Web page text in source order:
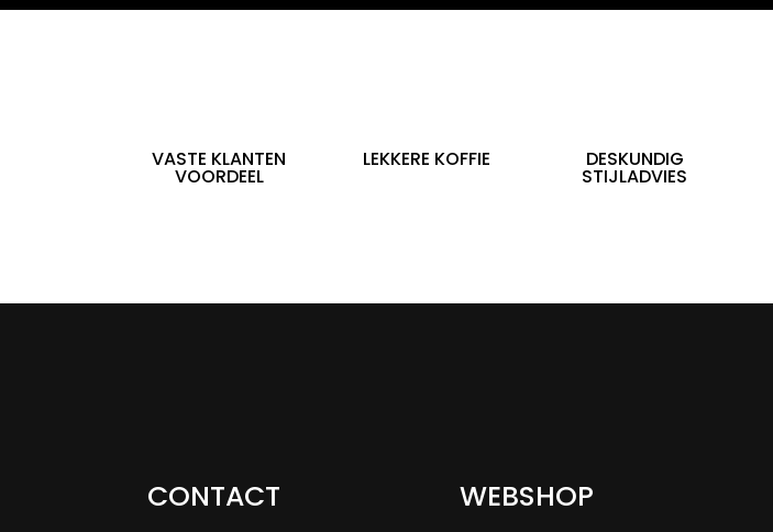
VASTE KLANTEN
VOORDEEL
LEKKERE KOFFIE DESKUNDIG
STIJLADVIES
CONTACT WEBSHOP